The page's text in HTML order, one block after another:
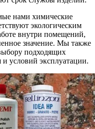
нами химические
экологическим
внутри помещений,
значение. Мы также
подходящих
и условий эксплуатации.